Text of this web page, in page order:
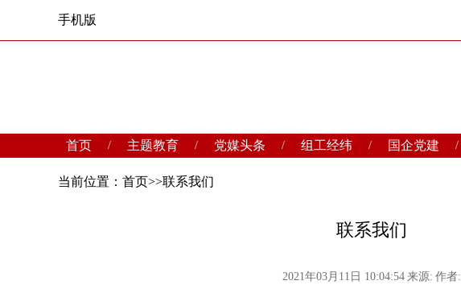
手机版
首页 / 主题教育 / 党媒头条 / 组工经纬 / 国企党建 /
当前位置： 首页>>联系我们
联系我们
2021年03月11日 10:04:54 来源: 作者: